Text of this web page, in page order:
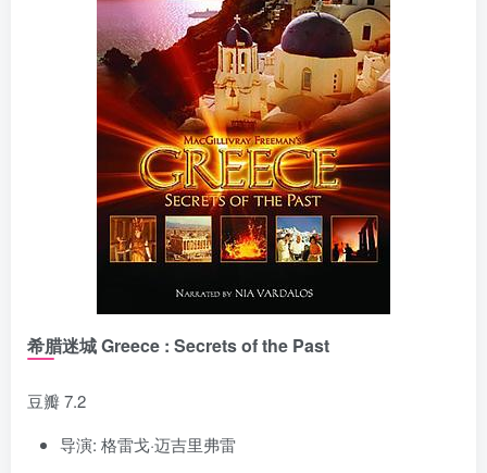
希腊迷城 Greece : Secrets of the Past
豆瓣 7.2
导演: 格雷戈·迈吉里弗雷